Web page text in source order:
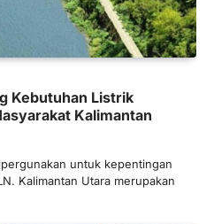
Kebutuhan Listrik
Kalimantan
untuk kepentingan
Kalimantan Utara merupakan